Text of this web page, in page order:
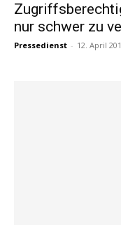
nur schwer zu
Pressedienst - 12. April